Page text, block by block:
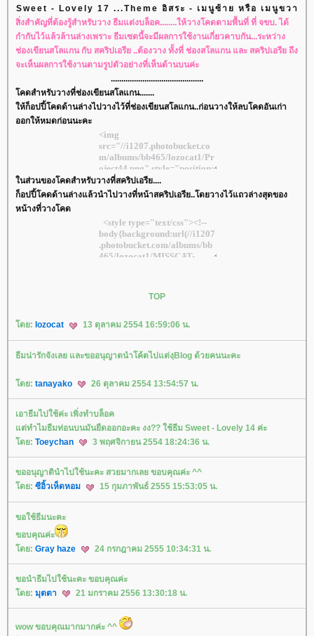
Sweet - Lovely 17 ...Theme อิสระ - เมนูซ้าย หรือ เมนูขวา
สิ่งสำคัญที่ต้องรู้สำหรับวาง ธีมแต่งบล็อค........ให้วางโคดตามพื้นที่ ที่ จขบ. ได้
กำกับไว้แล้วล้านล่างเพราะ ธีมเซตนี้จะมีผลการใช้งานเกี่ยวคาบกัน...ระหว่าง
ช่องเขียนสโลแกน กับ สคริปเอรีย ..ต้องวาง ทั้งที่ ช่องสโลแกน และ สคริปเอรีย ถึง
จะเห็นผลการใช้งานตามรูปตัวอย่างที่เห็นด้านบนค่ะ
............................................
คดสำหรับวางที่ช่องเขียนสโลแกน.......
ห้ก็อปปี้โคดด้านล่างไปวางไว้ที่ช่องเขียนสโลแกน..ก่อนวางให้ลบโคดอันเก่า
ออกให้หมดก่อนนะคะ
นส่วนของโคดสำหรับวางที่สคริปเอรีย....
ก็อปปี้โคดด้านล่างแล้วนำไปวางที่หน้าสคริปเอรีย..โดยวางไว้แถวล่างสุดของ
หน้างที่วางโคด
TOP
ดย: lozocat 13 ตุลาคม 2554 16:59:06 น.
ธีมน่ารักจังเลย และขออนุญาตนำโค้ตไปแต่งฺBlog ด้วยคนนะคะ
ดย: tanayako 26 ตุลาคม 2554 13:54:57 น.
เอาธีมไปใช้ค่ะ เพิ่งทำบล็อค
ต่ทำไมธีมท่อนบนมันยืดออกอะคะ งง?? ใช้ธีม Sweet - Lovely 14 ค่ะ
ดย: Toeychan 3 พฤศจิกายน 2554 18:24:36 น.
ขออนุญาตินำไปใช้นะคะ สวยมากเลย ขอบคุณค่ะ ^^
ดย: ซีอิ้วเห็ดหอม 15 กุมภาพันธ์ 2555 15:53:05 น.
ขอใช้ธีมนะคะ
ขอบคุณค่ะ
ดย: Gray haze 24 กรกฎาคม 2555 10:34:31 น.
ขอนำธีมไปใช้นะคะ ขอบคุณค่ะ
ดย: มุตตา 21 มกราคม 2556 13:30:18 น.
wow ขอบคุณมากมากค่ะ ^^